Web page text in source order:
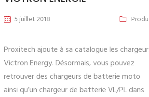
5 juillet 2018
Proxitech ajoute à sa catalogue les
Victron Energy. Désormais, vous pouvez
retrouver des chargeurs de batterie moto
ainsi qu’un chargeur de batterie VL/PL dans